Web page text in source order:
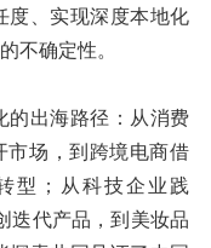
度、实现深度本地化
不确定性。
的出海路径：从消费
市场，到跨境电商借
型；从科技企业践
迭代产品，到美妆品